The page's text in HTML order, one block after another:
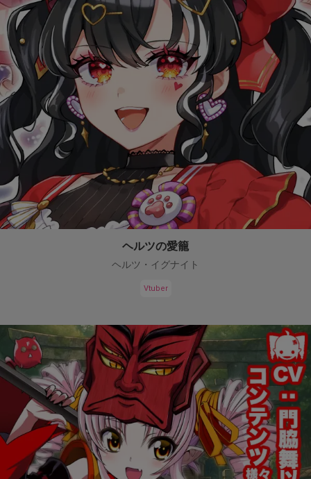
ヘルツの愛籠
ヘルツ・イグナイト
Vtuber